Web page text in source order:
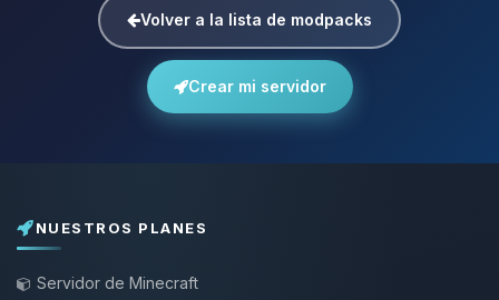
Volver a la lista de modpacks
Crear mi servidor
NUESTROS PLANES
Servidor de Minecraft